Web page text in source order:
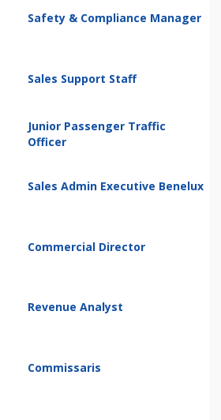
Safety & Compliance Manager
Sales Support Staff
Junior Passenger Traffic
Officer
Sales Admin Executive Benelux
Commercial Director
Revenue Analyst
Commissaris